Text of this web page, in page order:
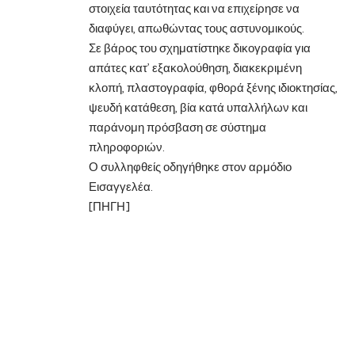
στοιχεία ταυτότητας και να επιχείρησε να
διαφύγει, απωθώντας τους αστυνομικούς.
Σε βάρος του σχηματίστηκε δικογραφία για
απάτες κατ’ εξακολούθηση, διακεκριμένη
κλοπή, πλαστογραφία, φθορά ξένης ιδιοκτησίας,
ψευδή κατάθεση, βία κατά υπαλλήλων και
παράνομη πρόσβαση σε σύστημα
πληροφοριών.
Ο συλληφθείς οδηγήθηκε στον αρμόδιο
Εισαγγελέα.
[ΠΗΓΗ]